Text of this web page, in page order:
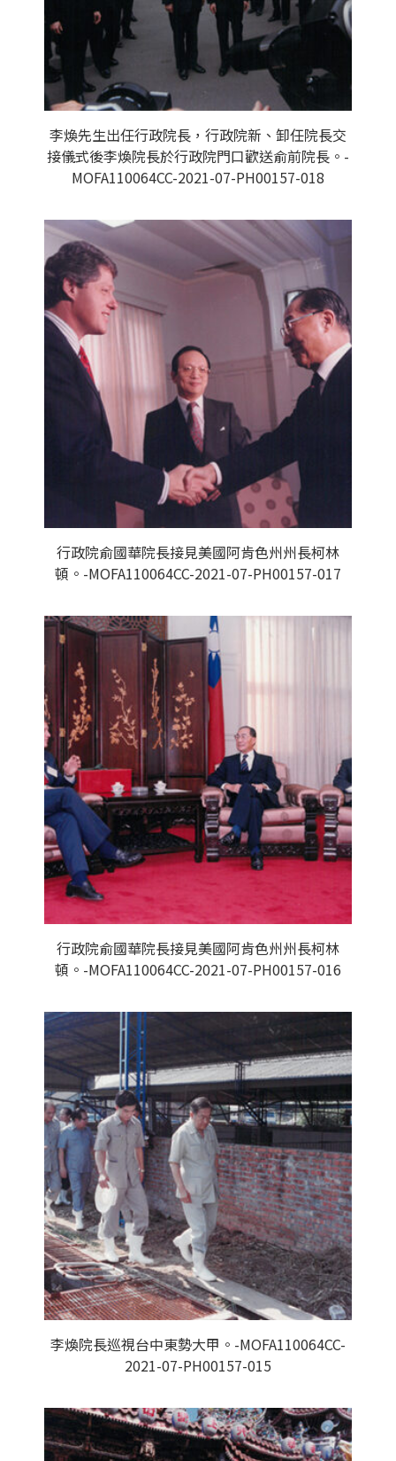
李煥先生出任行政院長，行政院新、卸任院長交
接儀式後李煥院長於行政院門口歡送俞前院長。-
MOFA110064CC-2021-07-PH00157-018
行政院俞國華院長接見美國阿肯色州州長柯林
頓。-MOFA110064CC-2021-07-PH00157-017
行政院俞國華院長接見美國阿肯色州州長柯林
頓。-MOFA110064CC-2021-07-PH00157-016
李煥院長巡視台中東勢大甲。-MOFA110064CC-
2021-07-PH00157-015